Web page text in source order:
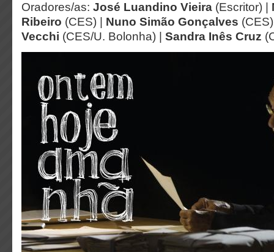
Oradores/as: José Luandino Vieira (Escritor) |
Ribeiro (CES) | Nuno Simão Gonçalves
Vecchi (CES/U. Bolonha) | Sandra Inês Cruz